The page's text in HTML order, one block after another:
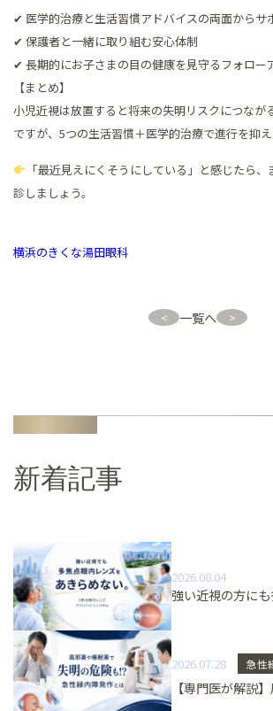
✔ 医学的治療と生活習慣アドバイスの両面からサ
✔ 保護者と一緒に取り組む安心体制
✔ 長期的にお子さまの目の健康を見守るフォロー
【まとめ】
小児近視は放置すると将来の失明リスクにつなが
ですが、5つの生活習慣＋医学的治療で進行を抑え
「最近見えにくそうにしている」と感じたら
診しましょう。
横浜のきくな湯田眼科
< 一覧へ >
新着記事
2026.08.04
2026.07.28 急性